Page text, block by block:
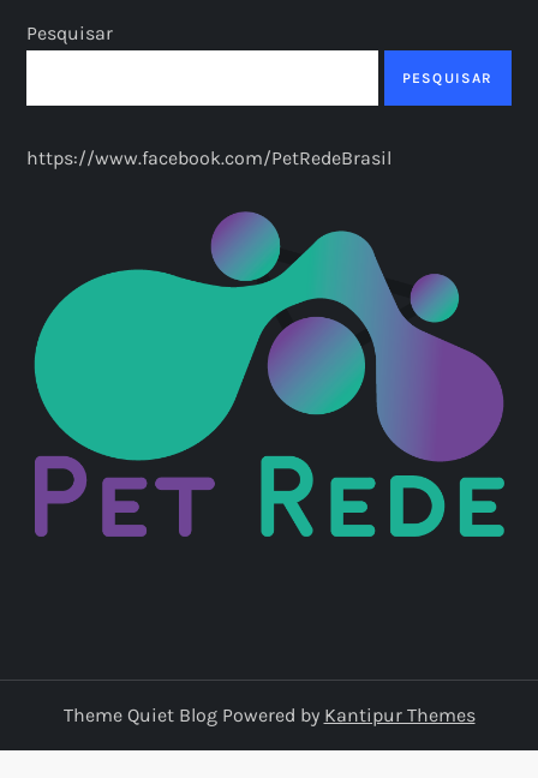
Pesquisar
PESQUISAR
https://www.facebook.com/PetRedeBrasil
Theme Quiet Blog Powered by Kantipur Themes